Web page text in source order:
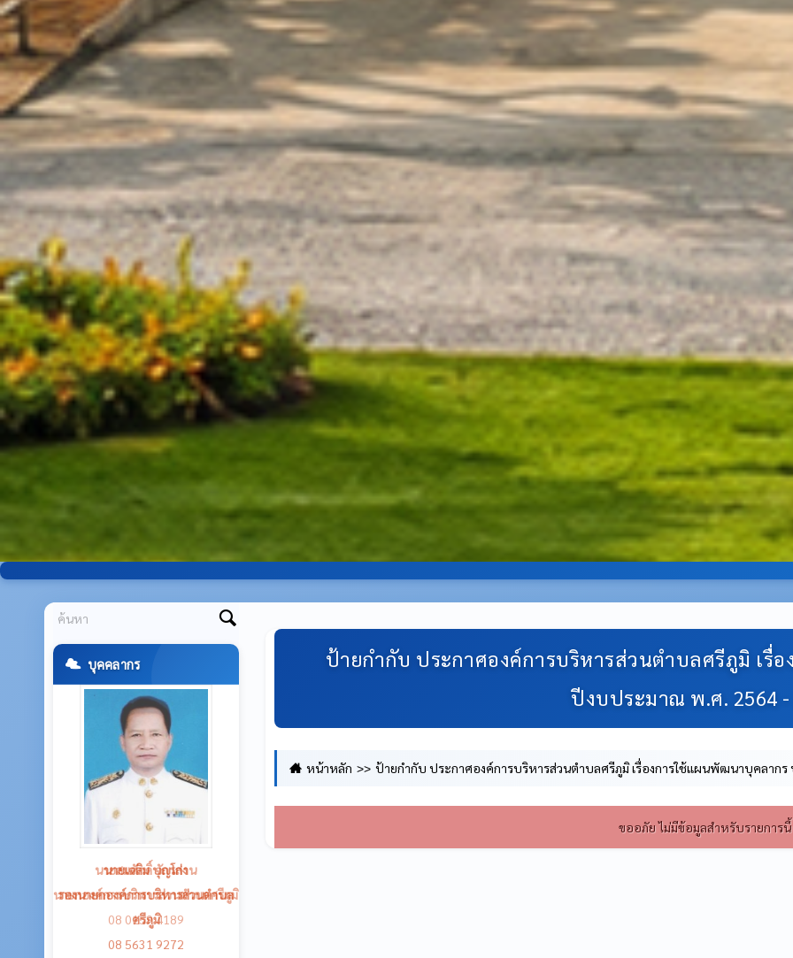
ป้ายกำกับ ประกาศองค์การบริหารส่วนตำบลศรีภูมิ เรื่
ปีงบประมาณ พ.ศ. 2564 -
หน้าหลัก ป้ายกำกับ ประกาศองค์การบริหารส่วนตำบลศรีภูมิ เรื่องการใช้แผนพัฒนาบุคลาก
ขออภัย ไม่มีข้อมูลสำหรับรายการนี้
บุคคลากร
นายเฉลิม บุญโก่ง
รองนายกองค์การบริหารส่วนตำบล
ศรีภูมิ
08 5631 9272